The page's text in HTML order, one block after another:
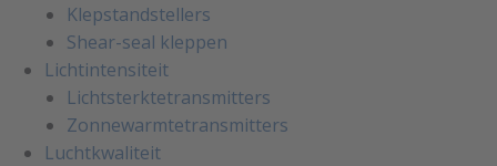
Klepstandstellers
Shear-seal kleppen
Lichtintensiteit
Lichtsterktetransmitters
Zonnewarmtetransmitters
Luchtkwaliteit